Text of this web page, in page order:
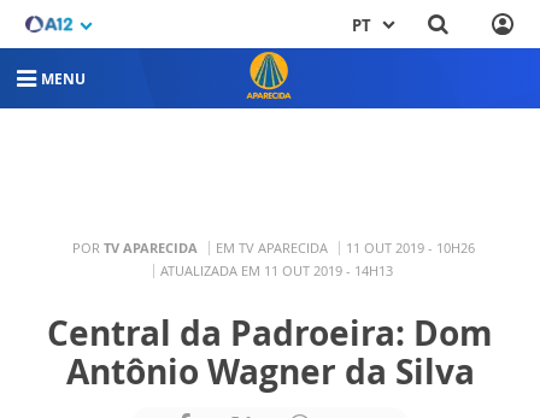
PT
MENU
POR TV APARECIDA EM TV APARECIDA
11 OUT 2019 - 10H26
ATUALIZADA EM 11 OUT 2019 - 14H13
Central da Padroeira: Dom
Antônio Wagner da Silva